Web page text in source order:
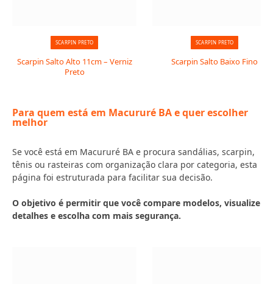
SCARPIN PRETO
Scarpin Salto Alto 11cm – Verniz
Preto
SCARPIN PRETO
Scarpin Salto Baixo Fino
Para quem está em Macururé BA e quer escolher
melhor
Se você está em Macururé BA e procura sandálias, scarpin,
tênis ou rasteiras com organização clara por categoria, esta
página foi estruturada para facilitar sua decisão.
O objetivo é permitir que você compare modelos, visualize
detalhes e escolha com mais segurança.